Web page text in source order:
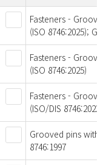
Fasteners -
(ISO 8746:2025);
Fasteners -
(ISO 8746:2025)
Fasteners -
(ISO/DIS
Grooved pins with
8746:1997